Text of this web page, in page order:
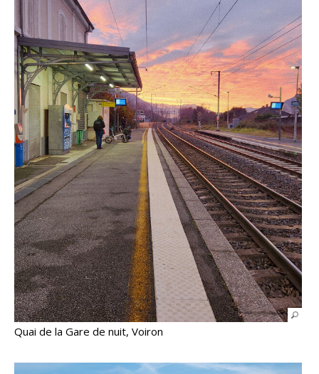
Quai de la Gare de nuit, Voiron